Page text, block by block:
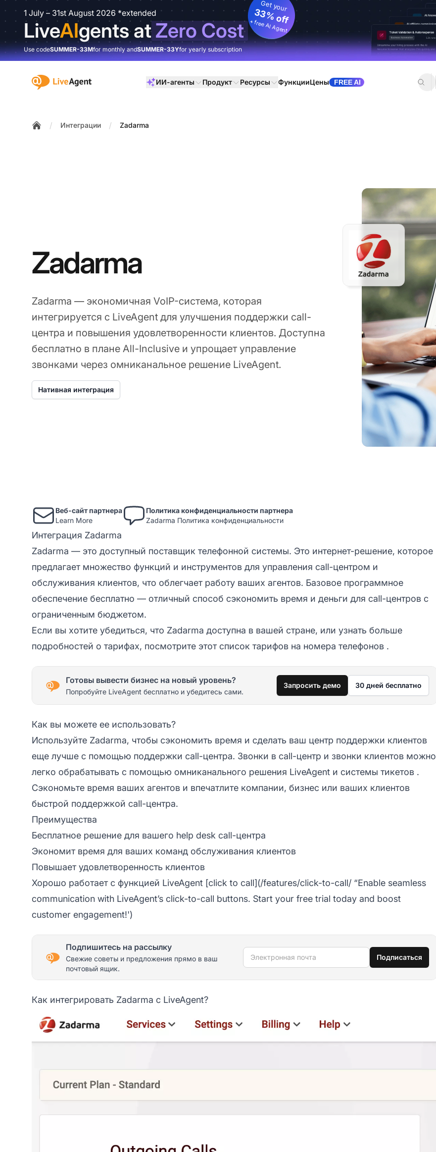
1 July – 31st August 2026 *extended
LiveAIgents atZero Cost
Get your
33% off
+ free AI Agent
Use codeSUMMER-33Mfor monthly andSUMMER-33Yfor yearly subscription
:site.title ИИ-агенты Продукт Ресурсы ФункцииЦены FREE AI
/ Интеграции / Zadarma
Zadarma
Zadarma — экономичная VoIP-система, которая
интегрируется с LiveAgent для улучшения поддержки call-
центра и повышения удовлетворенности клиентов. Доступна
бесплатно в плане All-Inclusive и упрощает управление
звонками через омниканальное решение LiveAgent.
Нативная интеграция
Веб-сайт партнера
Learn More
Политика конфиденциальности партнера
Zadarma Политика конфиденциальности
Интеграция Zadarma
Zadarma — это доступный поставщик телефонной системы. Это интернет-решение, которое
предлагает множество функций и инструментов для управления call-центром и
обслуживания клиентов, что облегчает работу ваших агентов. Базовое программное
обеспечение бесплатно — отличный способ сэкономить время и деньги для call-центров с
ограниченным бюджетом.
Если вы хотите убедиться, что Zadarma доступна в вашей стране, или узнать больше
подробностей о тарифах, посмотрите этот список тарифов на номера телефонов .
Готовы вывести бизнес на новый уровень?
Попробуйте LiveAgent бесплатно и убедитесь сами.
Запросить демо 30 дней бесплатно
Как вы можете ее использовать?
Используйте Zadarma, чтобы сэкономить время и сделать ваш центр поддержки клиентов
еще лучше с помощью поддержки call-центра. Звонки в call-центр и звонки клиентов можно
легко обрабатывать с помощью омниканального решения LiveAgent и системы тикетов .
Сэкономьте время ваших агентов и впечатлите компании, бизнес или ваших клиентов
быстрой поддержкой call-центра.
Преимущества
Бесплатное решение для вашего help desk call-центра
Экономит время для ваших команд обслуживания клиентов
Повышает удовлетворенность клиентов
Хорошо работает с функцией LiveAgent [click to call](/features/click-to-call/ “Enable seamless
communication with LiveAgent’s click-to-call buttons. Start your free trial today and boost
customer engagement!')
Подпишитесь на рассылку
Свежие советы и предложения прямо в ваш
почтовый ящик.
Электронная почта Подписаться
Как интегрировать Zadarma с LiveAgent?